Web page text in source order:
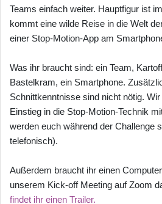
Teams einfach weiter. Hauptfigur ist
kommt eine wilde Reise in die Welt
einer Stop-Motion-App am
Was ihr braucht sind: ein Team,
Bastelkram, ein Smartphone.
Schnittkenntnisse sind nicht nötig.
Einstieg in die Stop-Motion-Technik
werden euch während der Challenge
telefonisch).
Außerdem braucht ihr einen
unserem Kick-off Meeting auf Zoom
findet ihr einen Trailer.